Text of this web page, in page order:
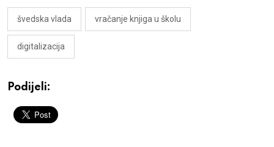
švedska vlada vračanje knjiga u školu
digitalizacija
Podijeli: